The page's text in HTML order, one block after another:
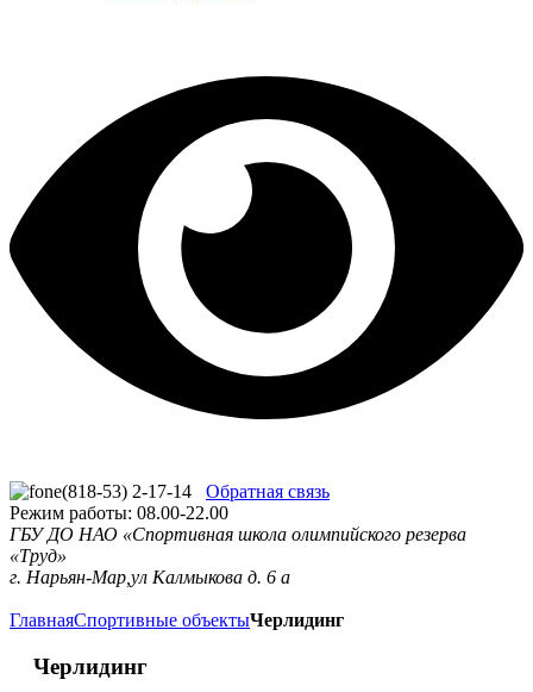
(818-53) 2-17-14 Обратная связь
Режим работы: 08.00-22.00
ГБУ ДО НАО «Спортивная школа олимпийского резерва
«Труд»
г. Нарьян-Мар,ул Калмыкова д. 6 а
ГлавнаяСпортивные объектыЧерлидинг
Черлидинг